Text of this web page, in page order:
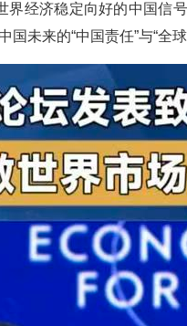
经济稳定向好的中国信
未来的“中国责任”与“全球